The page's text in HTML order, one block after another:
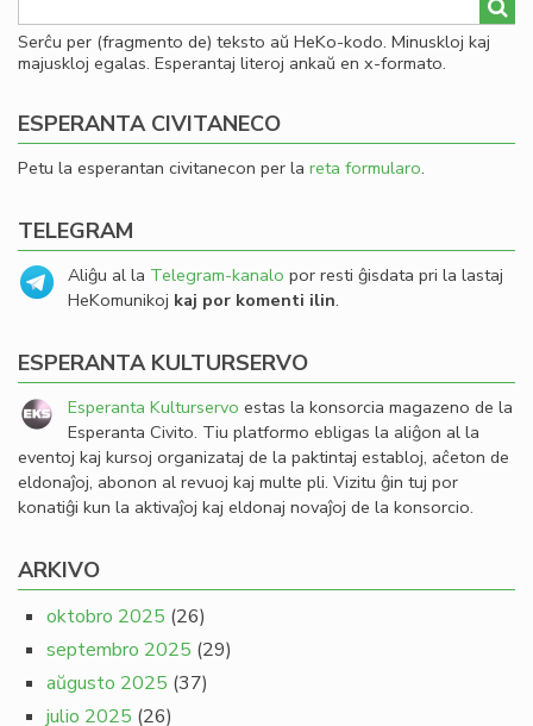
Serĉu per (fragmento de) teksto aŭ HeKo-kodo. Minuskloj kaj
majuskloj egalas. Esperantaj literoj ankaŭ en x-formato.
ESPERANTA CIVITANECO
Petu la esperantan civitanecon per la reta formularo.
TELEGRAM
Aliĝu al la Telegram-kanalo por resti ĝisdata pri la lastaj
HeKomunikoj kaj por komenti ilin.
ESPERANTA KULTURSERVO
Esperanta Kulturservo estas la konsorcia magazeno de la
Esperanta Civito. Tiu platformo ebligas la aliĝon al la
eventoj kaj kursoj organizataj de la paktintaj establoj, aĉeton de
eldonaĵoj, abonon al revuoj kaj multe pli. Vizitu ĝin tuj por
konatiĝi kun la aktivaĵoj kaj eldonaj novaĵoj de la konsorcio.
ARKIVO
oktobro 2025 (26)
septembro 2025 (29)
aŭgusto 2025 (37)
julio 2025 (26)